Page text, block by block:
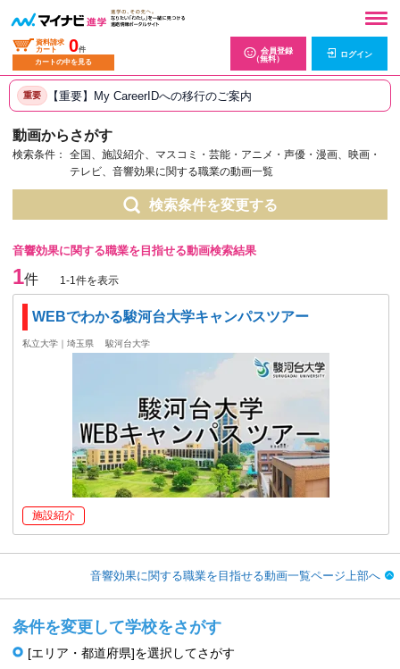
資料請求
カート
0件
カートの中を見る
会員登録
（無料）
ログイン
重要 【重要】My CareerIDへの移行のご案内
動画からさがす
検索条件：
全国、施設紹介、マスコミ・芸能・アニメ・声優・漫画、映画・
テレビ、音響効果に関する職業の動画一覧
検索条件を変更する
音響効果に関する職業を目指せる動画検索結果
1件 1-1件を表示
WEBでわかる駿河台大学キャンパスツアー
私立大学｜埼玉県 駿河台大学
施設紹介
音響効果に関する職業を目指せる動画一覧ページ上部へ
条件を変更して学校をさがす
[エリア・都道府県]を選択してさがす